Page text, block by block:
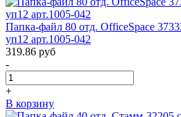
Папка-файл 80 отд. OfficeSpace
уп12 арт.1005-042
319.86 руб
-
+
В корзину